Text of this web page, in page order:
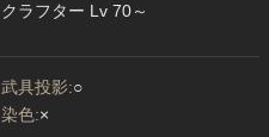
クラフター Lv 70～
武具投影:○
染色:×